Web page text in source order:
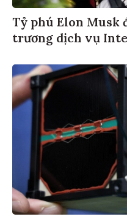
Tỷ phú Elon Musk
trương dịch vụ